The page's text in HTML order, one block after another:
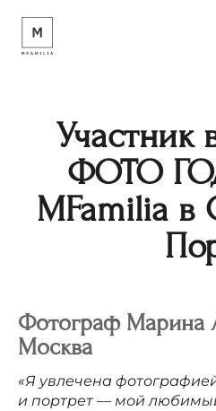
Участник
ФОТО
MFamilia в
Фотограф Марина
Москва
«Я увлечена
и портрет — мой